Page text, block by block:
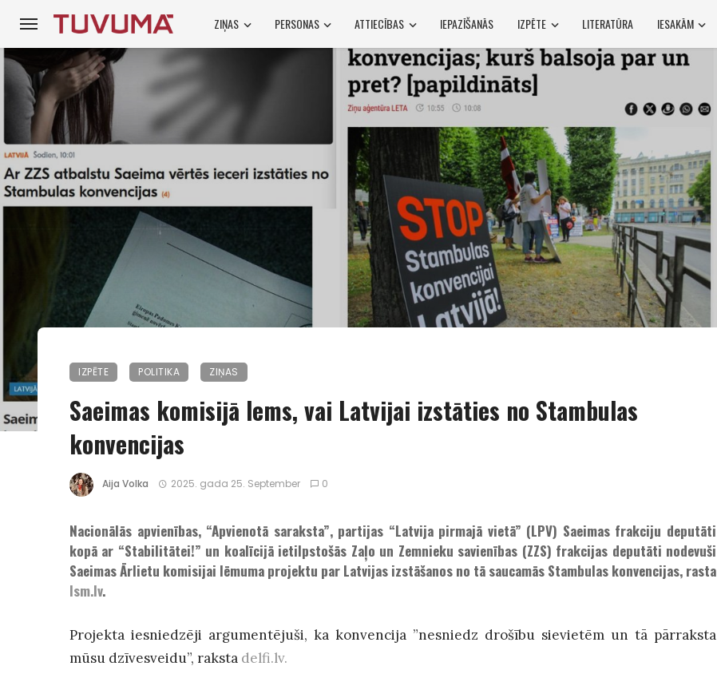
ZIŅAS PERSONAS ATTIECĪBAS IEPAZĪŠANĀS IZPĒTE LITERATŪRA IESAKĀM
IZPĒTE POLITIKA ZIŅAS
Saeimas komisijā lems, vai Latvijai izstāties no Stambulas
konvencijas
Aija Volka 2025. gada 25. September 0
Nacionālās apvienības, “Apvienotā saraksta”, partijas “Latvija pirmajā vietā” (LPV) Saeimas frakciju deputāti
kopā ar “Stabilitātei!” un koalīcijā ietilpstošās Zaļo un Zemnieku savienības (ZZS) frakcijas deputāti nodevuši
Saeimas Ārlietu komisijai lēmuma projektu par Latvijas izstāšanos no tā saucamās Stambulas konvencijas, rasta
lsm.lv.
Projekta iesniedzēji argumentējuši, ka konvencija ”nesniedz drošību sievietēm un tā pārraksta
mūsu dzīvesveidu”, raksta delfi.lv.